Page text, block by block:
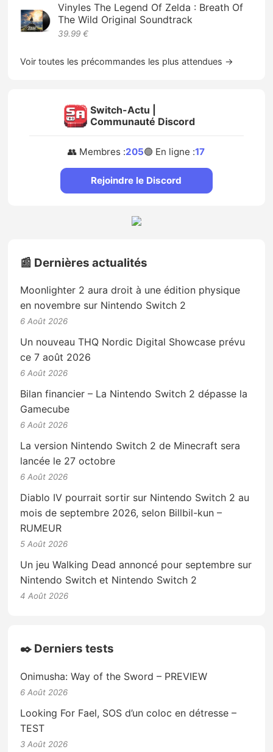
Vinyles The Legend Of Zelda : Breath Of
The Wild Original Soundtrack
39.99 €
Voir toutes les précommandes les plus attendues →
Switch-Actu |
Communauté Discord
👥 Membres :205🟢 En ligne :17
Rejoindre le Discord
📰 Dernières actualités
Moonlighter 2 aura droit à une édition physique
en novembre sur Nintendo Switch 2
6 Août 2026
Un nouveau THQ Nordic Digital Showcase prévu
ce 7 août 2026
6 Août 2026
Bilan financier – La Nintendo Switch 2 dépasse la
Gamecube
6 Août 2026
La version Nintendo Switch 2 de Minecraft sera
lancée le 27 octobre
6 Août 2026
Diablo IV pourrait sortir sur Nintendo Switch 2 au
mois de septembre 2026, selon Billbil-kun –
RUMEUR
5 Août 2026
Un jeu Walking Dead annoncé pour septembre sur
Nintendo Switch et Nintendo Switch 2
4 Août 2026
✒️ Derniers tests
Onimusha: Way of the Sword – PREVIEW
6 Août 2026
Looking For Fael, SOS d’un coloc en détresse –
TEST
3 Août 2026